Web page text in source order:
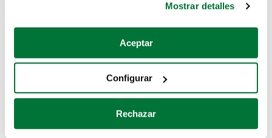
Si lo permite, también quisiéramos:
Recopilar información sobre su ubicación geográfica
Identificar su dispositivo analizándolo activamente
para buscar características específicas (huellas
Obtenga más información sobre cómo se procesan sus
Mostrar detalles
Aceptar
Configurar
Rechazar
Coches de segunda mano
Coches de km0